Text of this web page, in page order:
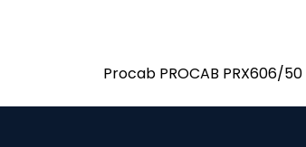
Procab PROCAB PRX606/